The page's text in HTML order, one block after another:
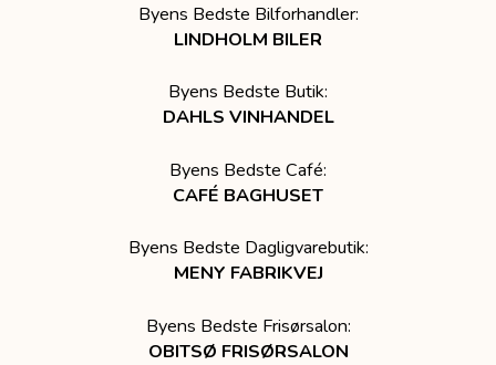
Byens Bedste Bilforhandler:
LINDHOLM BILER
Byens Bedste Butik:
DAHLS VINHANDEL
Byens Bedste Café:
CAFÉ BAGHUSET
Byens Bedste Dagligvarebutik:
MENY FABRIKVEJ
Byens Bedste Frisørsalon:
OBITSØ FRISØRSALON